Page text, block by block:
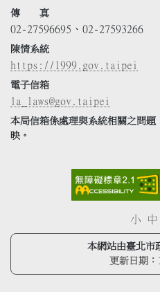
傳 真
02-27596695、02-27593266
陳情系統
https://1999.gov.taipei
電子信箱
la_laws@gov.taipei
本局信箱係處理與系統相關之問
映。
小 中
本網站由臺北市
更新日期：